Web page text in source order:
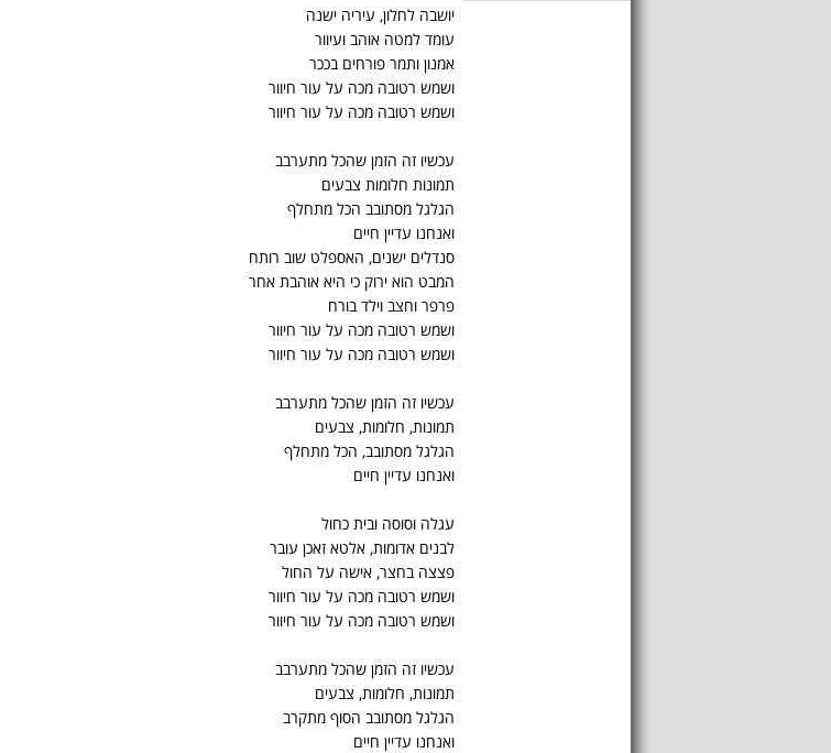
יושבה לחלון, עיריה ישנה
עומד למטה אוהב ועיוור
אמנון ותמר פורחים בככר
ושמש רטובה מכה על עור חיוור
ושמש רטובה מכה על עור חיוור
עכשיו זה הזמן שהכל מתערבב
תמונות חלומות צבעים
הגלגל מסתובב הכל מתחלף
ואנחנו עדיין חיים
סנדלים ישנים, האספלט שוב רותח
המבט הוא ירוק כי היא אוהבת אחר
פרפר וחצב וילד בורח
ושמש רטובה מכה על עור חיוור
ושמש רטובה מכה על עור חיוור
עכשיו זה הזמן שהכל מתערבב
תמונות, חלומות, צבעים
הגלגל מסתובב, הכל מתחלף
ואנחנו עדיין חיים
עגלה וסוסה ובית כחול
לבנים אדומות, אלטא זאכן עובר
פצצה בחצר, אישה על החול
ושמש רטובה מכה על עור חיוור
ושמש רטובה מכה על עור חיוור
עכשיו זה הזמן שהכל מתערבב
תמונות, חלומות, צבעים
הגלגל מסתובב הסוף מתקרב
ואנחנו עדיין חיים